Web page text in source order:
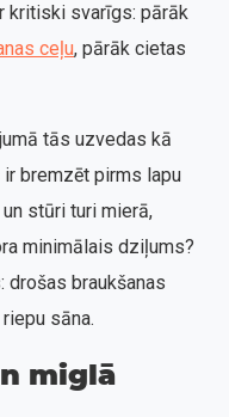
kritiski svarīgs: pārāk
ceļu, pārāk cietas
tās uzvedas kā
bremzēt pirms lapu
stūri turi mierā,
minimālais dziļums?
braukšanas
sāna.
miglā